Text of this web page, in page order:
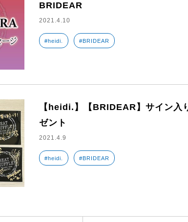
BRIDEAR
2021.4.10
#heidi. #BRIDEAR
【heidi.】【BRIDEAR】サイン入
ゼント
2021.4.9
#heidi. #BRIDEAR